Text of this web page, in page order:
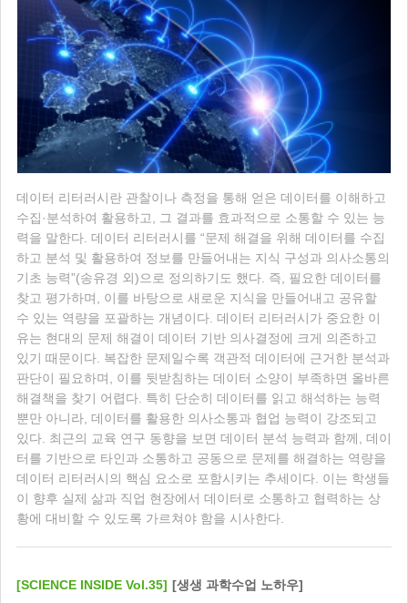
데이터 리터러시란 관찰이나 측정을 통해 얻은 데이터를 이해하고
수집·분석하여 활용하고, 그 결과를 효과적으로 소통할 수 있는 능
력을 말한다. 데이터 리터러시를 “문제 해결을 위해 데이터를 수집
하고 분석 및 활용하여 정보를 만들어내는 지식 구성과 의사소통의
기초 능력”(송유경 외)으로 정의하기도 했다. 즉, 필요한 데이터를
찾고 평가하며, 이를 바탕으로 새로운 지식을 만들어내고 공유할
수 있는 역량을 포괄하는 개념이다. 데이터 리터러시가 중요한 이
유는 현대의 문제 해결이 데이터 기반 의사결정에 크게 의존하고
있기 때문이다. 복잡한 문제일수록 객관적 데이터에 근거한 분석과
판단이 필요하며, 이를 뒷받침하는 데이터 소양이 부족하면 올바른
해결책을 찾기 어렵다. 특히 단순히 데이터를 읽고 해석하는 능력
뿐만 아니라, 데이터를 활용한 의사소통과 협업 능력이 강조되고
있다. 최근의 교육 연구 동향을 보면 데이터 분석 능력과 함께, 데이
터를 기반으로 타인과 소통하고 공동으로 문제를 해결하는 역량을
데이터 리터러시의 핵심 요소로 포함시키는 추세이다. 이는 학생들
이 향후 실제 삶과 직업 현장에서 데이터로 소통하고 협력하는 상
황에 대비할 수 있도록 가르쳐야 함을 시사한다.
[SCIENCE INSIDE Vol.35] [생생 과학수업 노하우]